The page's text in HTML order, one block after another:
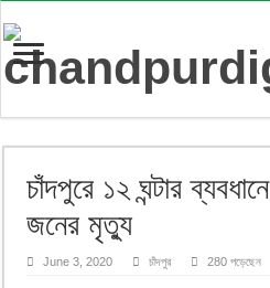
চাঁদপুরে ১২ ঘন্টার
জনের মৃত্যু
June 3, 2020 চাঁদপুর 280 পড়েছেন